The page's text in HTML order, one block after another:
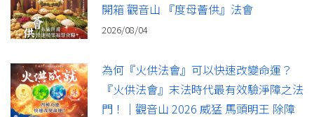
開箱 觀音山 『度母薈供』法會
2026/08/04
為何『火供法會』可以快速改變命運？
『火供法會』末法時代最有效驗淨障之法
門！｜觀音山 2026 威猛 馬頭明王 除障